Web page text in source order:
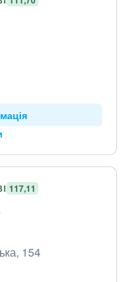
117,11
154